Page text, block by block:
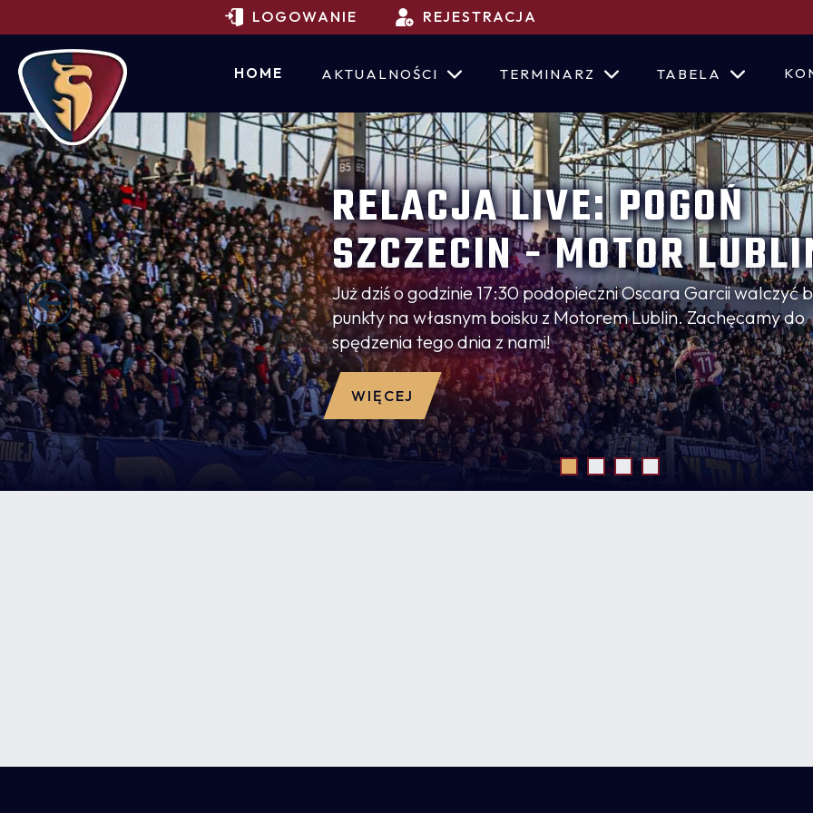
LOGOWANIE REJESTRACJA
HOME AKTUALNOŚCI TERMINARZ TABELA
RELACJA LIVE: POGOŃ
SZCZECIN - MOTOR
Już dziś o godzinie 17:30 podopieczni Oscara Garcii walczyć
punkty na własnym boisku z Motorem Lublin. Zachęcamy do
spędzenia tego dnia z nami!
WIĘCEJ